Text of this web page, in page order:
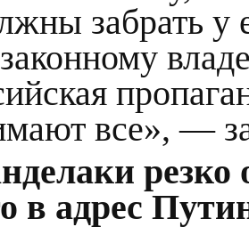
забрать
все», —
резко
в адрес